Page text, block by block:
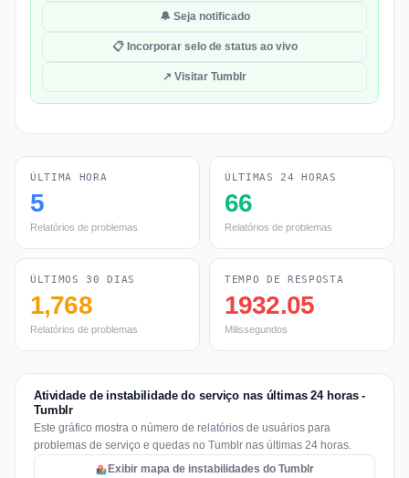
🔔 Seja notificado
📋 Incorporar selo de status ao vivo
↗ Visitar Tumblr
ÚLTIMA HORA
5
Relatórios de problemas
ÚLTIMAS 24 HORAS
66
Relatórios de problemas
ÚLTIMOS 30 DIAS
1,768
Relatórios de problemas
TEMPO DE RESPOSTA
1932.05
Milissegundos
Atividade de instabilidade do serviço nas últimas 24 horas -
Tumblr
Este gráfico mostra o número de relatórios de usuários para
problemas de serviço e quedas no Tumblr nas últimas 24 horas.
Exibir mapa de instabilidades do Tumblr